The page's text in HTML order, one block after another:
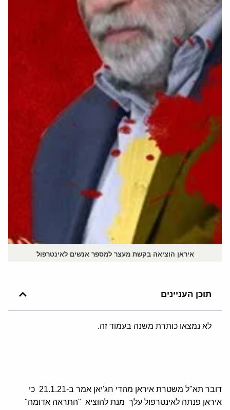
איראן הוציאה בקשת מעצר למספר אנשים לאינטרפול
תוכן העניינים
לא נמצאו כותרת משנה בעמוד זה.
דובר תא"ל משטרת איראן מהדי חג'יאן אמר ב-21.1.21 כי
איראן פנתה לאינטרפול עלך מנת להוציא "התראה אדומה"